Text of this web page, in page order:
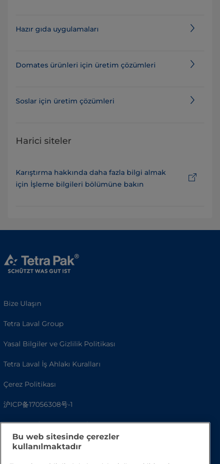
Hazır gıda uygulamaları
Domates ürünleri için üretim çözümleri
Soslar için üretim çözümleri
Harici siteler
Karıştırma hakkında daha fazla bilgi almak
için İşleme bilgileri bölümüne bakın
Bize Ulaşın
Tetra Laval Group
Yasal Bilgiler ve Gizlilik Politikası
Tetra Laval İş Ahlakı Kuralları
Çerez Politikası
沪ICP备17056308号-1
© Tetra Pak International S.A.
Erişilebilirlik
Bu web sitesinde çerezler
kullanılmaktadır